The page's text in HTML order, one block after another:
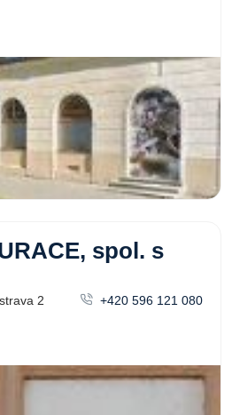
spol. s
2
+420 596 121 080